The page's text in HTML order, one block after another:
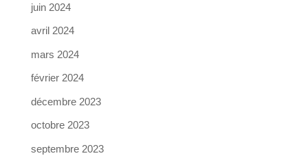
juin 2024
avril 2024
mars 2024
février 2024
décembre 2023
octobre 2023
septembre 2023